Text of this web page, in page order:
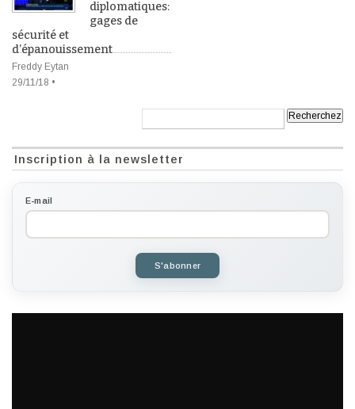
diplomatiques:
gages de
sécurité et
d’épanouissement
Freddy Eytan
29/11/18 •
Inscription à la newsletter
E-mail
S'abonner